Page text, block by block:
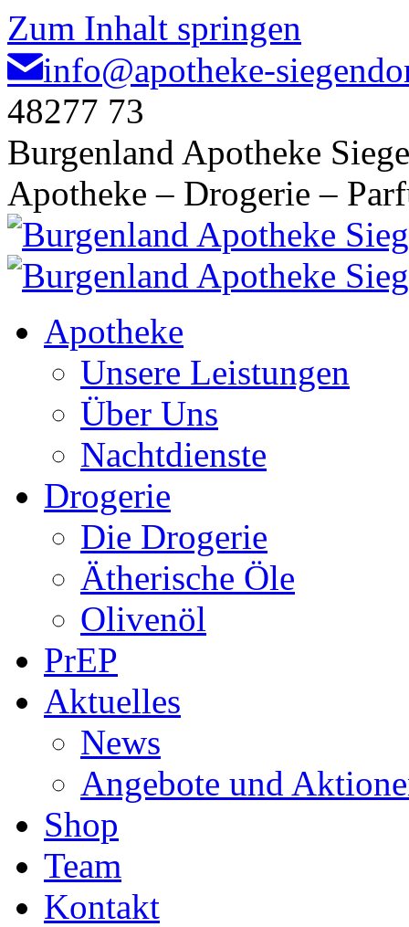
Zum Inhalt springen
info@apotheke-
48277 73
Burgenland Apotheke
Apotheke – Drogerie –
Apotheke
Unsere Leistungen
Über Uns
Nachtdienste
Drogerie
Die Drogerie
Ätherische Öle
Olivenöl
PrEP
Aktuelles
News
Angebote und
Shop
Team
Kontakt